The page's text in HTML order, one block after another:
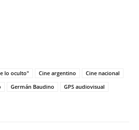
lo oculto" Cine argentino
Cine nacional
Germán Baudino
GPS audiovisual